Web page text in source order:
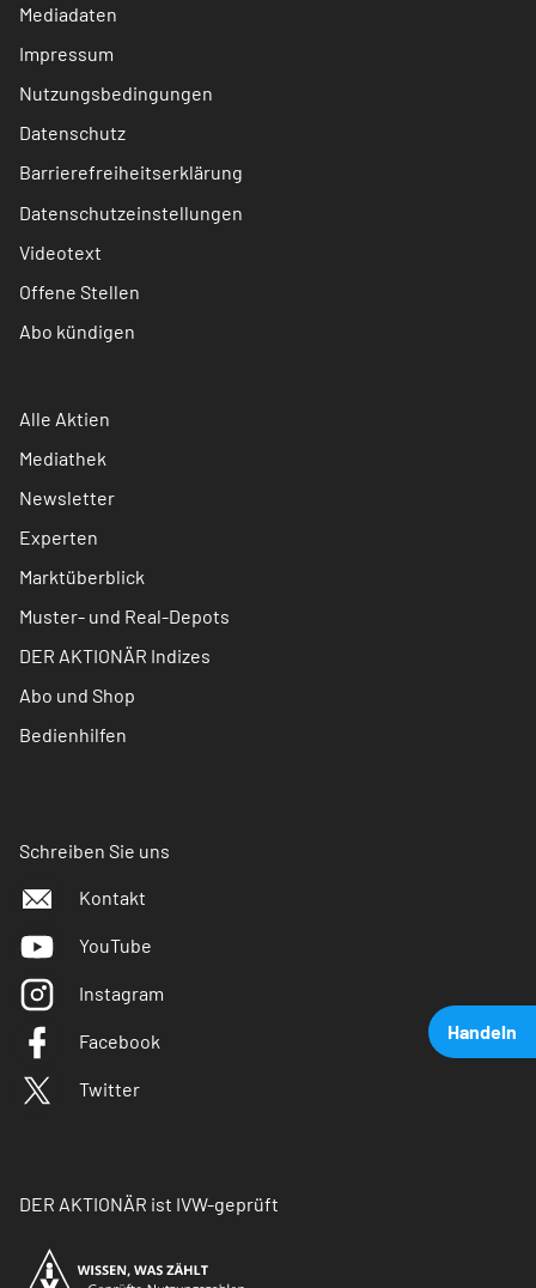
Handeln
Mediadaten
Impressum
Nutzungsbedingungen
Datenschutz
Barrierefreiheitserklärung
Datenschutzeinstellungen
Videotext
Offene Stellen
Abo kündigen
Alle Aktien
Mediathek
Newsletter
Experten
Marktüberblick
Muster- und Real-Depots
DER AKTIONÄR Indizes
Abo und Shop
Bedienhilfen
Schreiben Sie uns
Kontakt
YouTube
Instagram
Facebook
Twitter
DER AKTIONÄR ist IVW-geprüft